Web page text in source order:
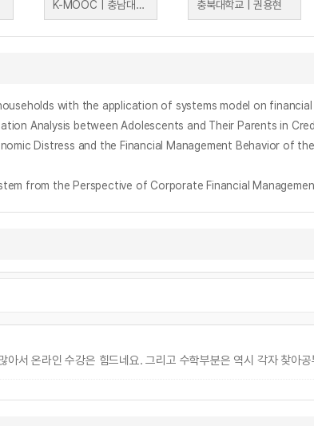
K-MOOC | 충남대학교 장호규
충북대학교 | 권용현
households with the application of systems model on
Analysis between Adolescents and Their Parents in
Distress and the Financial Management Behavior of
from the Perspective of Corporate Financial
서 온라인 수강은 힘드네요. 그리고 수학부분은 역시 각자 찾아